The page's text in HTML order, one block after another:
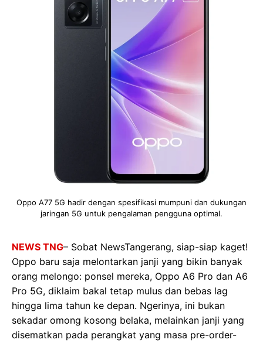
Oppo A77 5G hadir dengan spesifikasi mumpuni dan dukungan
jaringan 5G untuk pengalaman pengguna optimal.
NEWS TNG– Sobat NewsTangerang, siap-siap kaget!
Oppo baru saja melontarkan janji yang bikin banyak
orang melongo: ponsel mereka, Oppo A6 Pro dan A6
Pro 5G, diklaim bakal tetap mulus dan bebas lag
hingga lima tahun ke depan. Ngerinya, ini bukan
sekadar omong kosong belaka, melainkan janji yang
disematkan pada perangkat yang masa pre-order-